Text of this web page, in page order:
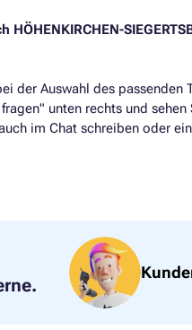
der Auswahl des passenden
unten rechts und sehen
im Chat schreiben oder